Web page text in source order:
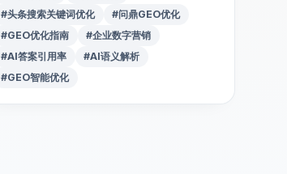
#头条搜索关键词优化
#问鼎GEO优化
#GEO优化指南
#企业数字营销
#AI答案引用率
#AI语义解析
#GEO智能优化